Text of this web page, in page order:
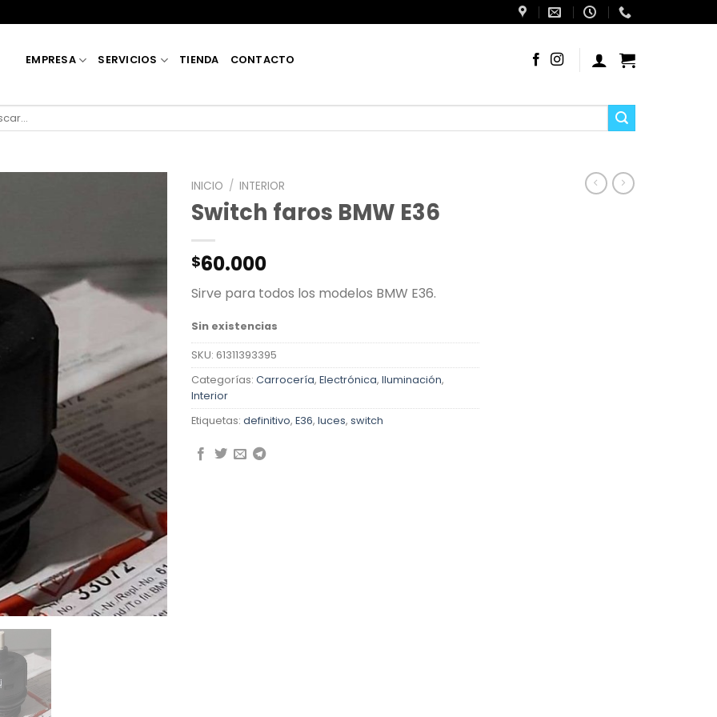
EMPRESA SERVICIOS TIENDA CONTACTO
INICIO / INTERIOR
Switch faros BMW E36
$60.000
Sirve para todos los modelos BMW E36.
Sin existencias
SKU: 61311393395
Categorías: Carrocería, Electrónica, Iluminación,
Interior
Etiquetas: definitivo, E36, luces, switch